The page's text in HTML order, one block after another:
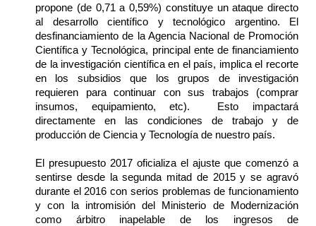
propone (de 0,71 a 0,59%) constituye un ataque directo
al desarrollo científico y tecnológico argentino. El
desfinanciamiento de la Agencia Nacional de Promoción
Científica y Tecnológica, principal ente de financiamiento
de la investigación científica en el país, implica el recorte
en los subsidios que los grupos de investigación
requieren para continuar con sus trabajos (comprar
insumos, equipamiento, etc).  Esto impactará
directamente en las condiciones de trabajo y de
producción de Ciencia y Tecnología de nuestro país.
El presupuesto 2017 oficializa el ajuste que comenzó a
sentirse desde la segunda mitad de 2015 y se agravó
durante el 2016 con serios problemas de funcionamiento
y con la intromisión del Ministerio de Modernización
como árbitro inapelable de los ingresos de